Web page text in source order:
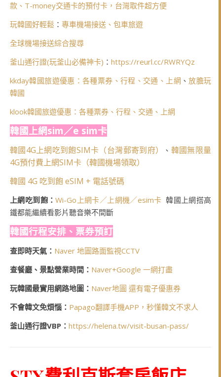
款、T-money交通卡的預付卡，台灣取件超方便
玩韓國好輕鬆 ： 專車機場接送、包車旅遊
全球機場接送綜合搜尋
釜山通行證(玩釜山必備神卡) ： https://reurl.cc/RWRYQz
kkday韓國旅遊優惠：各種票券、行程、交通、上網 、放膽玩
韓國
klook韓國旅遊優惠：各種票券、行程、交通、上網
韓國上網sim／e sim卡
韓國4G上網吃到飽SIM卡（台灣郵寄到府） 、 韓國無限量
4G預付費上網SIM卡（韓國機場領取）
韓國 4G 吃到飽 eSIM + 電話號碼
上網吃到飽：Wi-Go上網卡／上網機／esim卡 韓國上網搭高
鐵都能繼續看影片聽音樂不間斷
韓國行程安排、票券預訂
查即時天氣： Naver 地圖路面監視CCTV
查餐廳、景點營業時間： Naver+Google 一網打盡
玩韓國最實用網路地圖： Naver地圖 還有電子優惠券
不會韓文免煩惱： Papago翻譯手機APP，秒懂韓文不求人
釜山通行證VBP： https://helena.tw/visit-busan-pass/